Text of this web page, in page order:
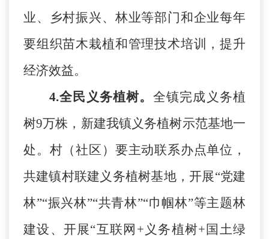
业、乡村振兴、林业等部门和企业每年
要组织苗木栽植和管理技术培训，提升
经济效益。
4.全民义务植树。 全镇完成义务植
树9万株，新建我镇义务植树示范基地一
处。村（社区）要主动联系办点单位，
共建镇村联建义务植树基地，开展“党建
林”“振兴林”“共青林”“巾帼林”等主题林
建设、开展“互联网+义务植树+国土绿